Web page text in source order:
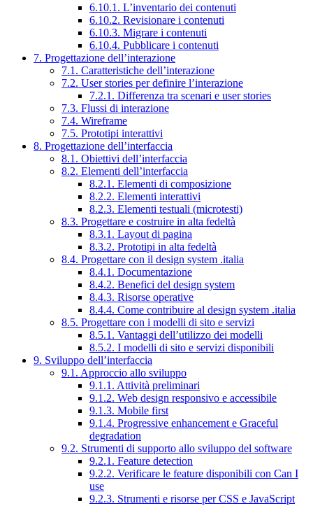
6.10.1. L’inventario dei contenuti
6.10.2. Revisionare i contenuti
6.10.3. Migrare i contenuti
6.10.4. Pubblicare i contenuti
7. Progettazione dell’interazione
7.1. Caratteristiche dell’interazione
7.2. User stories per definire l’interazione
7.2.1. Differenza tra scenari e user stories
7.3. Flussi di interazione
7.4. Wireframe
7.5. Prototipi interattivi
8. Progettazione dell’interfaccia
8.1. Obiettivi dell’interfaccia
8.2. Elementi dell’interfaccia
8.2.1. Elementi di composizione
8.2.2. Elementi interattivi
8.2.3. Elementi testuali (microtesti)
8.3. Progettare e costruire in alta fedeltà
8.3.1. Layout di pagina
8.3.2. Prototipi in alta fedeltà
8.4. Progettare con il design system .italia
8.4.1. Documentazione
8.4.2. Benefici del design system
8.4.3. Risorse operative
8.4.4. Come contribuire al design system .italia
8.5. Progettare con i modelli di sito e servizi
8.5.1. Vantaggi dell’utilizzo dei modelli
8.5.2. I modelli di sito e servizi disponibili
9. Sviluppo dell’interfaccia
9.1. Approccio allo sviluppo
9.1.1. Attività preliminari
9.1.2. Web design responsivo e accessibile
9.1.3. Mobile first
9.1.4. Progressive enhancement e Graceful
degradation
9.2. Strumenti di supporto allo sviluppo del software
9.2.1. Feature detection
9.2.2. Verificare le feature disponibili con Can I
use
9.2.3. Strumenti e risorse per CSS e JavaScript